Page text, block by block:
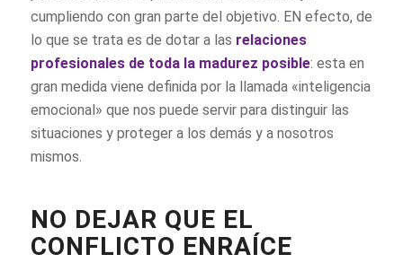
cumpliendo con gran parte del objetivo. EN efecto, de
lo que se trata es de dotar a las relaciones
profesionales de toda la madurez posible: esta en
gran medida viene definida por la llamada «inteligencia
emocional» que nos puede servir para distinguir las
situaciones y proteger a los demás y a nosotros
mismos.
NO DEJAR QUE EL
CONFLICTO ENRAÍCE